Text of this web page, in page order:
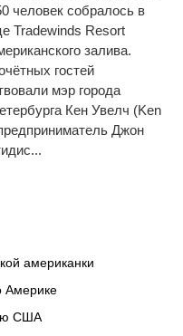
человек собралось в
Tradewinds Resort
залива.
гостей
мэр города
Кен Увелч (Ken
Джон
американки
Америке
США